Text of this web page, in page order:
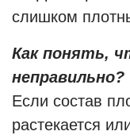
слишком
Как понять,
неправильно?
Если состав
растекается